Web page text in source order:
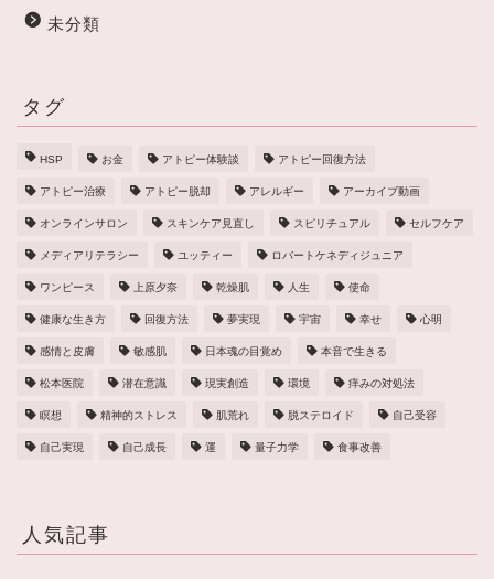
未分類
タグ
HSP お金 アトピー体験談 アトピー回復方法
アトピー治療 アトピー脱却 アレルギー アーカイブ動画
オンラインサロン スキンケア見直し スピリチュアル セルフケア
メディアリテラシー ユッティー ロバートケネディジュニア
ワンピース 上原夕奈 乾燥肌 人生 使命
健康な生き方 回復方法 夢実現 宇宙 幸せ 心明
感情と皮膚 敏感肌 日本魂の目覚め 本音で生きる
松本医院 潜在意識 現実創造 環境 痒みの対処法
瞑想 精神的ストレス 肌荒れ 脱ステロイド 自己受容
自己実現 自己成長 運 量子力学 食事改善
人気記事